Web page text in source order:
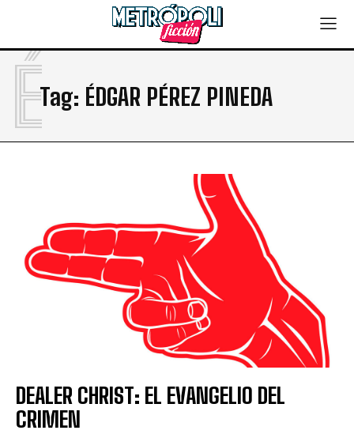
Tag: ÉDGAR PÉREZ PINEDA
É
DEALER CHRIST: EL EVANGELIO DEL
CRIMEN